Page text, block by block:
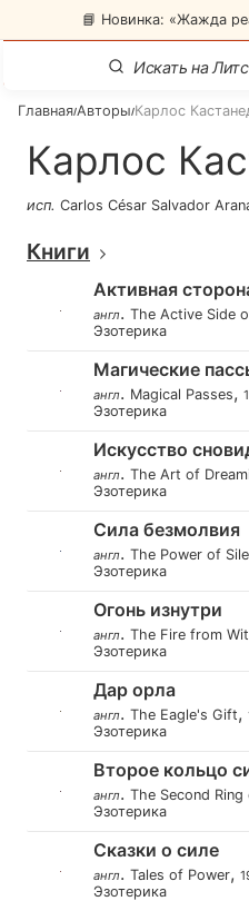
📘 Новинка: «Жажда
Главная/Авторы/Карлос
Карлос
исп. Carlos César Salvador
Книги
Активная
англ. The Active Side
Эзотерика
Магические
англ. Magical Passes,
Эзотерика
Искусство
англ. The Art of
Эзотерика
Сила безмолвия
англ. The Power of
Эзотерика
Огонь изнутри
англ. The Fire from
Эзотерика
Дар орла
англ. The Eagle's Gift,
Эзотерика
Второе кольцо
англ. The Second
Эзотерика
Сказки о силе
англ. Tales of Power,
Эзотерика